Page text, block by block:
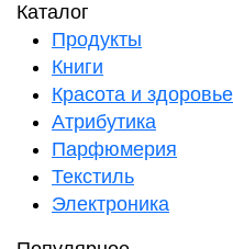
Каталог
Продукты
Книги
Красота и здоровье
Атрибутика
Парфюмерия
Текстиль
Электроника